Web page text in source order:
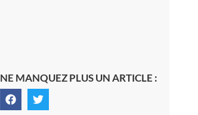
NE MANQUEZ PLUS UN ARTICLE :